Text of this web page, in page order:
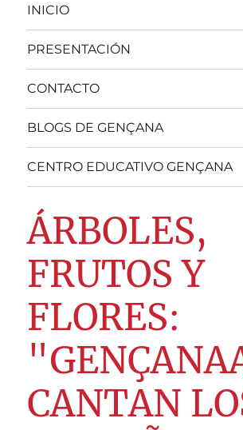
INICIO
PRESENTACIÓN
CONTACTO
BLOGS DE GENÇANA
CENTRO EDUCATIVO GENÇANA
ÁRBOLES,
FRUTOS Y
FLORES:
CANTAN